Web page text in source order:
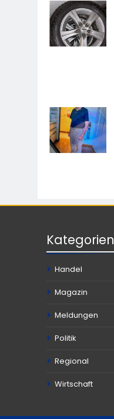
Kategorien
Handel
Magazin
Meldungen
Politik
Regional
Wirtschaft